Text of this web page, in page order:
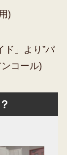
)
ド」より”パ
コール)